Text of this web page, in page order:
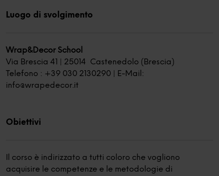
Luogo di svolgimento
Wrap&Decor School
Via Brescia 41 | 25014 Castenedolo (Brescia)
Telefono : +39 030 2130290 | E-Mail:
info@wrapedecor.it
Obiettivi
Il corso è indirizzato a tutti coloro che vogliono
acquisire le competenze e le metodologie di